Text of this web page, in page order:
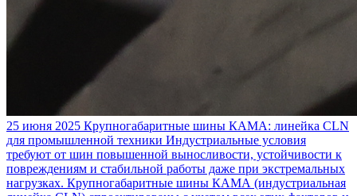
25 июня 2025 Крупногабаритные шины КАМА: линейка CLN
для промышленной техники Индустриальные условия
требуют от шин повышенной выносливости, устойчивости к
повреждениям и стабильной работы даже при экстремальных
нагрузках. Крупногабаритные шины КАМА (индустриальная